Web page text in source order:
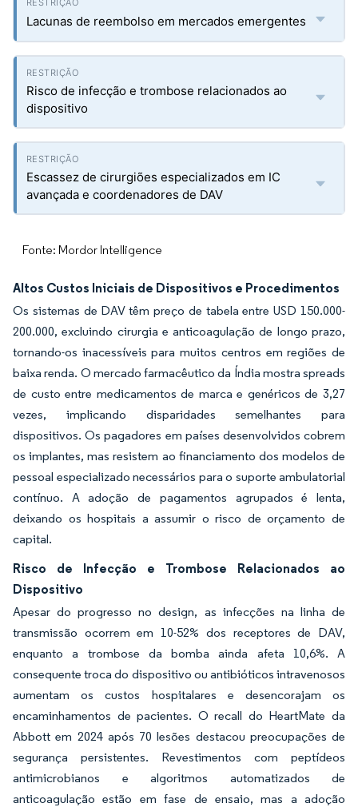
Lacunas de reembolso em mercados emergentes
Risco de infecção e trombose relacionados ao
dispositivo
Escassez de cirurgiões especializados em IC
avançada e coordenadores de DAV
Fonte: Mordor Intelligence
Altos Custos Iniciais de Dispositivos e Procedimentos
Os sistemas de DAV têm preço de tabela entre USD 150.000-
200.000, excluindo cirurgia e anticoagulação de longo prazo,
tornando-os inacessíveis para muitos centros em regiões de
baixa renda. O mercado farmacêutico da Índia mostra spreads
de custo entre medicamentos de marca e genéricos de 3,27
vezes, implicando disparidades semelhantes para
dispositivos. Os pagadores em países desenvolvidos cobrem
os implantes, mas resistem ao financiamento dos modelos de
pessoal especializado necessários para o suporte ambulatorial
contínuo. A adoção de pagamentos agrupados é lenta,
deixando os hospitais a assumir o risco de orçamento de
capital.
Risco de Infecção e Trombose Relacionados ao
Dispositivo
Apesar do progresso no design, as infecções na linha de
transmissão ocorrem em 10-52% dos receptores de DAV,
enquanto a trombose da bomba ainda afeta 10,6%. A
consequente troca do dispositivo ou antibióticos intravenosos
aumentam os custos hospitalares e desencorajam os
encaminhamentos de pacientes. O recall do HeartMate da
Abbott em 2024 após 70 lesões destacou preocupações de
segurança persistentes. Revestimentos com peptídeos
antimicrobianos e algoritmos automatizados de
anticoagulação estão em fase de ensaio, mas a adoção